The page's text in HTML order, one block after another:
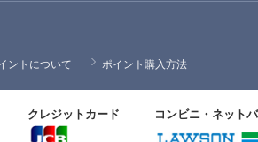
ントについて ポイント購入方法
クレジットカード コンビニ・ネット